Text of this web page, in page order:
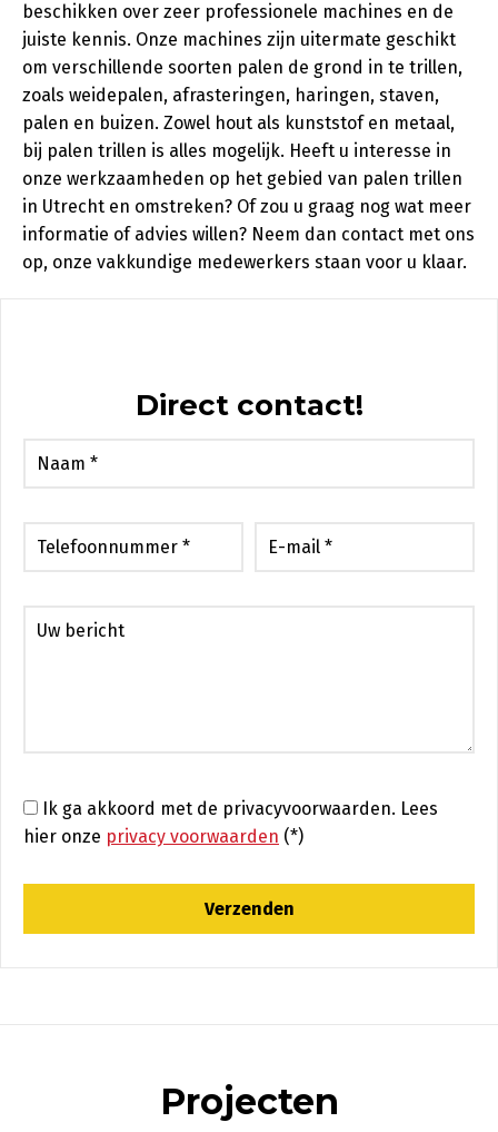
beschikken over zeer professionele machines en de
juiste kennis. Onze machines zijn uitermate geschikt
om verschillende soorten palen de grond in te trillen,
zoals weidepalen, afrasteringen, haringen, staven,
palen en buizen. Zowel hout als kunststof en metaal,
bij palen trillen is alles mogelijk. Heeft u interesse in
onze werkzaamheden op het gebied van palen trillen
in Utrecht en omstreken? Of zou u graag nog wat meer
informatie of advies willen? Neem dan contact met ons
op, onze vakkundige medewerkers staan voor u klaar.
Direct contact!
Ik ga akkoord met de privacyvoorwaarden. Lees
hier onze privacy voorwaarden (*)
Projecten